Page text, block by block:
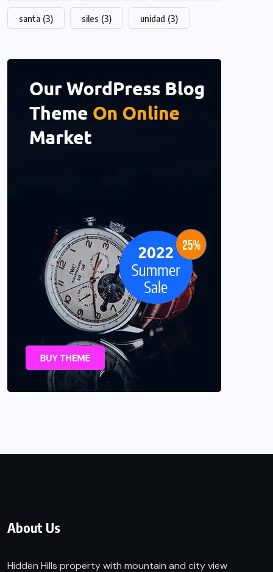
santa (3) siles (3) unidad (3)
About Us
Hidden Hills property with mountain and city view